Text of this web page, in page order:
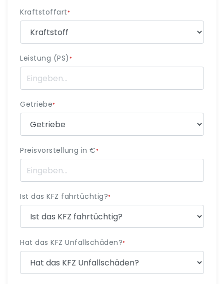
Kraftstoffart*
Leistung (PS) *
Getriebe*
Preisvorstellung in €*
Ist das KFZ fahrtüchtig?*
Hat das KFZ Unfallschäden?*